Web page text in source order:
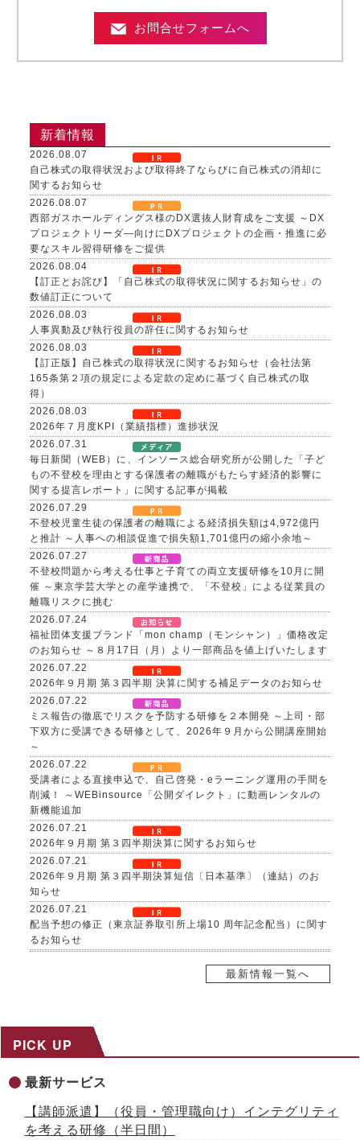
お問合せフォームへ
新着情報
2026.08.07
自己株式の取得状況および取得終了ならびに自己株式の消却に
関するお知らせ
2026.08.07
西部ガスホールディングス様のDX選抜人財育成をご支援 ～DX
プロジェクトリーダ―向けにDXプロジェクトの企画・推進に必
要なスキル習得研修をご提供
2026.08.04
【訂正とお詫び】「自己株式の取得状況に関するお知らせ」の
数値訂正について
2026.08.03
人事異動及び執行役員の辞任に関するお知らせ
2026.08.03
【訂正版】自己株式の取得状況に関するお知らせ（会社法第
165条第２項の規定による定款の定めに基づく自己株式の取
得）
2026.08.03
2026年７月度KPI（業績指標）進捗状況
2026.07.31
毎日新聞（WEB）に、インソース総合研究所が公開した「子ど
もの不登校を理由とする保護者の離職がもたらす経済的影響に
関する提言レポート」に関する記事が掲載
2026.07.29
不登校児童生徒の保護者の離職による経済損失額は4,972億円
と推計 ～人事への相談促進で損失額1,701億円の縮小余地～
2026.07.27
不登校問題から考える仕事と子育ての両立支援研修を10月に開
催 ～東京学芸大学との産学連携で、「不登校」による従業員の
離職リスクに挑む
2026.07.24
福祉団体支援ブランド「mon champ（モンシャン）」価格改定
のお知らせ ～８月17日（月）より一部商品を値上げいたします
2026.07.22
2026年９月期 第３四半期 決算に関する補足データのお知らせ
2026.07.22
ミス報告の徹底でリスクを予防する研修を２本開発 ～上司・部
下双方に受講できる研修として、2026年９月から公開講座開始
～
2026.07.22
受講者による直接申込で、自己啓発・eラーニング運用の手間を
削減！ ～WEBinsource「公開ダイレクト」に動画レンタルの
新機能追加
2026.07.21
2026年９月期 第３四半期決算に関するお知らせ
2026.07.21
2026年９月期 第３四半期決算短信〔日本基準〕（連結）のお
知らせ
2026.07.21
配当予想の修正（東京証券取引所上場10 周年記念配当）に関す
るお知らせ
自己株式取得に係る事項の決定及び自己株式の消却に関するお
ペーンを開催 ～３日間29,800円の特別価格で公開講座を提供
イボート）」提供開始 ～先着100社限定キャンペーン実施中
2026.07.13
AI時代をリードする「ネオゼネラリスト」養成研修を開発 ～構
最新情報一覧へ
PICK UP
最新サービス
【講師派遣】（役員・管理職向け）インテグリティ
を考える研修（半日間）